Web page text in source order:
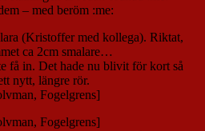
– med beröm :me:
(Kristoffer med kollega). Riktat,
ca 2cm smalare…
få in. Det hade nu blivit för kort så
nytt, längre rör.